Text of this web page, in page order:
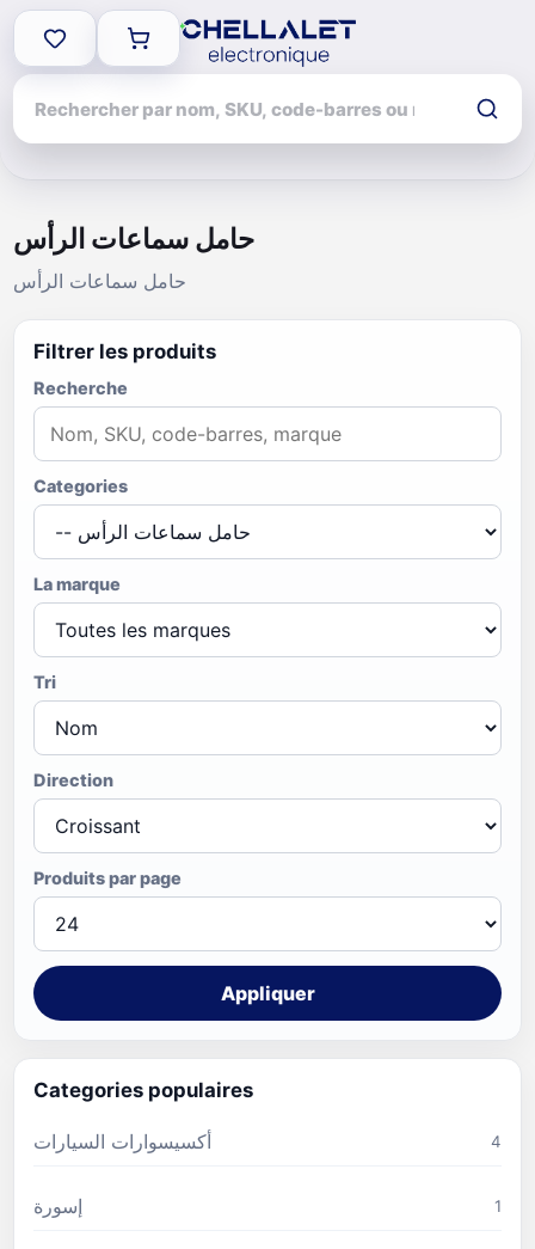
حامل سماعات الرأس
حامل سماعات الرأس
Filtrer les produits
Recherche
Categories
La marque
Tri
Direction
Produits par page
Appliquer
Categories populaires
أكسيسوارات السيارات 4
إسورة 1